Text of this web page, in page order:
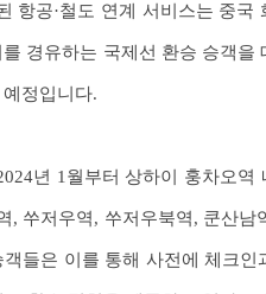
항공·철도 연계 서비스는 중국
경유하는 국제선 환승 승객을
정입니다.
년 1월부터 상하이 훙차오
, 쑤저우역, 쑤저우북역, 쿤산남
들은 이를 통해 사전에 체크